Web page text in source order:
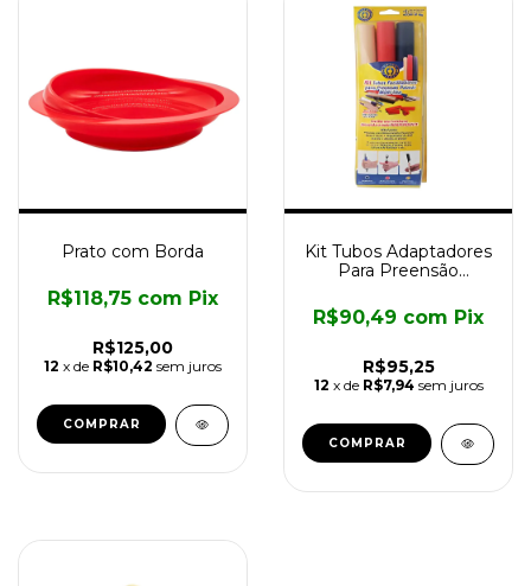
Prato com Borda
R$125,00
R$118,75 com Pix
12 x de R$10,42 sem juros
Kit Tubos Adaptadores
Para Preensão
R$95,25
R$90,49 com Pix
12 x de R$7,94 sem juros